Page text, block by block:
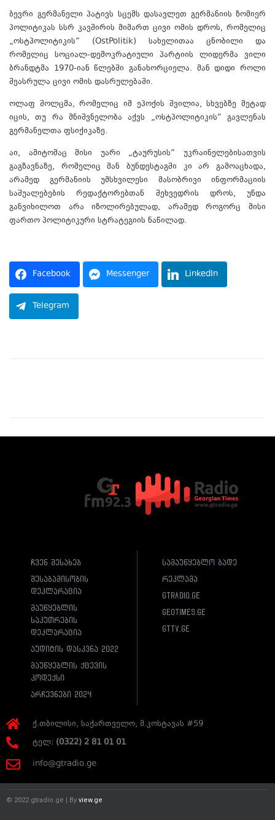
ბევრი გერმანელი პატივს სცემს დასავლეთ გერმანიის ზომიერ
პოლიტიკას სსრ კავშირის მიმართ ცივი ომის დროს, რომელიც
„ოსტპოლიტიკის“ (OstPolitik) სახელითაა ცნობილი და
რომელიც სოციალ-დემოკრატიული პარტიის ლიდერმა ვილი
ბრანდტმა 1970-იან წლებში განახორციელა. მან დიდი როლი
შეასრულა ცივი ომის დასრულებაში.
ოლაფ შოლცმა, რომელიც იმ ეპოქის შვილია, სხვებზე მეტად
იცის, თუ რა მნიშვნელობა აქვს „ოსტპოლიტიკის“ გავლენას
გერმანელთა ფსიქიკაზე.
აი, ამიტომაც მისი უარი „ტაურუსის“ უკრაინელებისათვის
გაგზავნაზე, რომელიც მან ბუნდესტაგში კი არ გამოაცხადა,
არამედ გერმანიის უმსხვილესი მასობრივი ინფორმაციის
საშუალებების რედაქტორებთან შეხვედრის დროს, უნდა
განვიხილოთ არა იზოლირებულად, არამედ როგორც მისი
ფართო პოლიტიკური სტრატეგიის ნაწილად.
Facebook Messenger LinkedIn
Telegram
ჩვენ შესახებ
შესაბამისობის
დეკლარაცია
მაუწყებლის
საკუთრების
დეკლარაცია
აუდიტის დასკვნა 2022
მაუწყებლის ქცევის
კოდექსი
არჩევნები 2024
სამაუწყებლო ბადე
რეკლამა
gtradio.ge
geotimes.ge
gttv.ge
ქ.თბილისი, საქართველო, მ.კოსტავას #59
ტელ: (0322) 2 81 01 01
info@gtradio.ge
© 2022 gtradio.ge | By view.ge